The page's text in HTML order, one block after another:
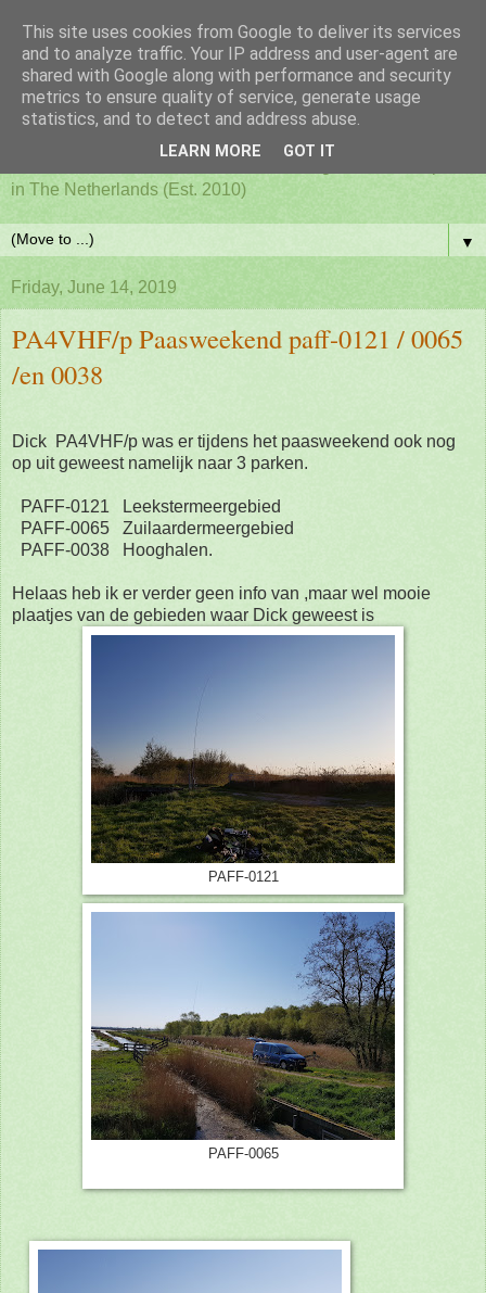
PAFF - Ham Radio & Flora
and Fauna Netherlands
in The Netherlands (Est. 2010)
▼
Friday, June 14, 2019
PA4VHF/p Paasweekend paff-0121 / 0065
/en 0038
Dick PA4VHF/p was er tijdens het paasweekend ook nog
op uit geweest namelijk naar 3 parken.
PAFF-0121 Leekstermeergebied
PAFF-0065 Zuilaardermeergebied
PAFF-0038 Hooghalen.
Helaas heb ik er verder geen info van ,maar wel mooie
plaatjes van de gebieden waar Dick geweest is
PAFF-0121
PAFF-0065
This site uses cookies from Google to deliver its services
and to analyze traffic. Your IP address and user-agent are
shared with Google along with performance and security
metrics to ensure quality of service, generate usage
statistics, and to detect and address abuse.
LEARN MORE GOT IT